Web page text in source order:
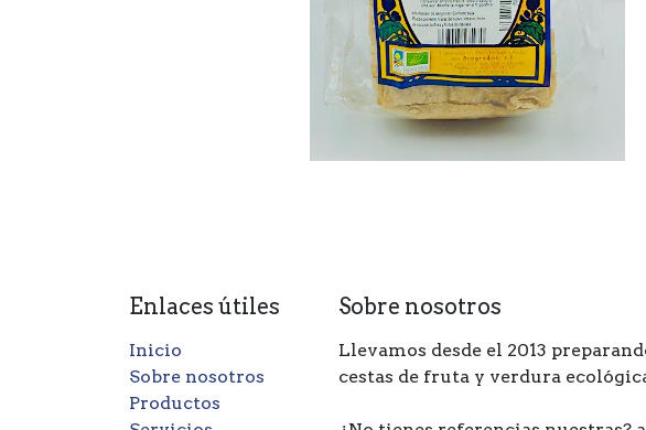
Enlaces útiles
Inicio
Sobre nosotros
Productos
Sobre nosotros
Llevamos desde el 2013
cestas de fruta y verdura